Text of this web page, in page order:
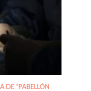
DE “PABELLÓN